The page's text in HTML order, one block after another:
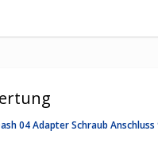
04 Adapter Schraub